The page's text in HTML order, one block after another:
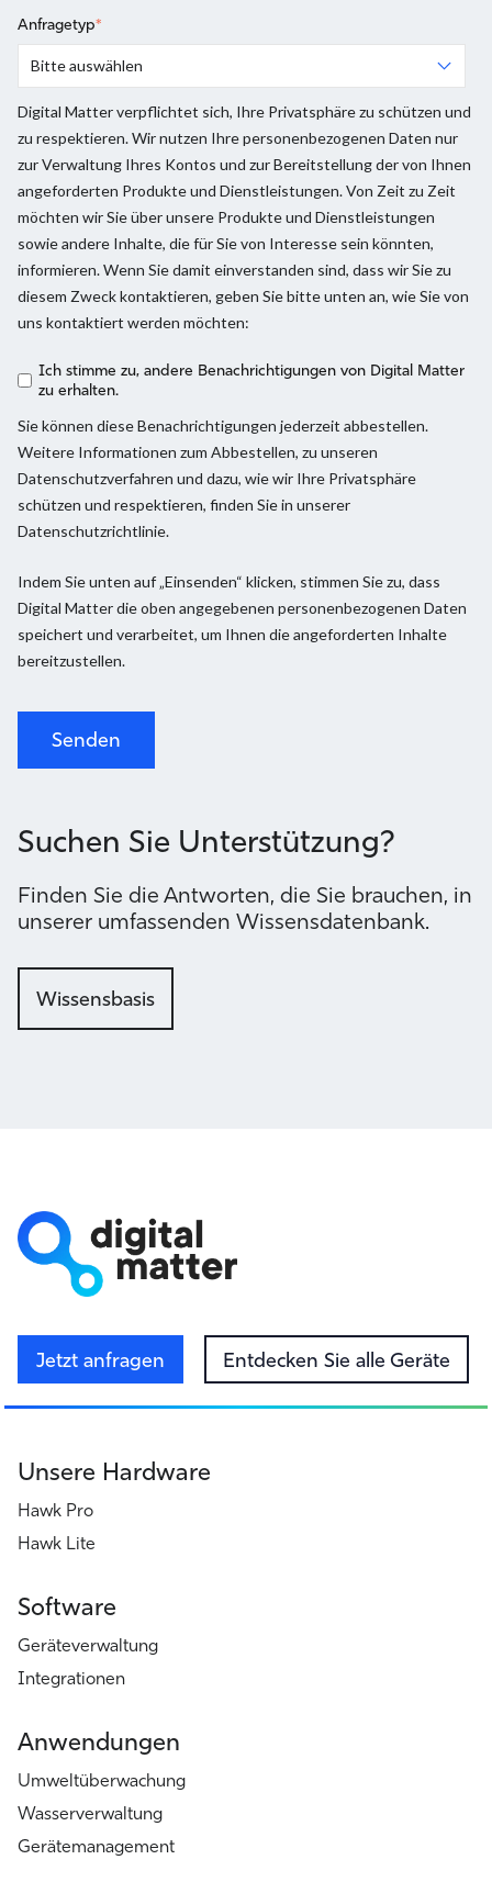
Anfragetyp*
Digital Matter verpflichtet sich, Ihre Privatsphäre zu schützen und
zu respektieren. Wir nutzen Ihre personenbezogenen Daten nur
zur Verwaltung Ihres Kontos und zur Bereitstellung der von Ihnen
angeforderten Produkte und Dienstleistungen. Von Zeit zu Zeit
möchten wir Sie über unsere Produkte und Dienstleistungen
sowie andere Inhalte, die für Sie von Interesse sein könnten,
informieren. Wenn Sie damit einverstanden sind, dass wir Sie zu
diesem Zweck kontaktieren, geben Sie bitte unten an, wie Sie von
uns kontaktiert werden möchten:
Ich stimme zu, andere Benachrichtigungen von Digital Matter
zu erhalten.
Sie können diese Benachrichtigungen jederzeit abbestellen.
Weitere Informationen zum Abbestellen, zu unseren
Datenschutzverfahren und dazu, wie wir Ihre Privatsphäre
schützen und respektieren, finden Sie in unserer
Datenschutzrichtlinie.
Indem Sie unten auf „Einsenden“ klicken, stimmen Sie zu, dass
Digital Matter die oben angegebenen personenbezogenen Daten
speichert und verarbeitet, um Ihnen die angeforderten Inhalte
bereitzustellen.
Suchen Sie Unterstützung?
Finden Sie die Antworten, die Sie brauchen, in
unserer umfassenden Wissensdatenbank.
Wissensbasis
Jetzt anfragen Entdecken Sie alle Geräte
Unsere Hardware
Hawk Pro
Hawk Lite
Software
Geräteverwaltung
Integrationen
Anwendungen
Umweltüberwachung
Wasserverwaltung
Gerätemanagement